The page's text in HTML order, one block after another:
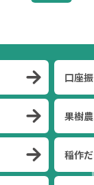
口座
果樹
稲作